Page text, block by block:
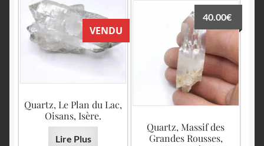
VENDU
Quartz, Le Plan du Lac,
Oisans, Isère.
Lire Plus
Quartz, Massif des
Grandes Rousses,
40.00€